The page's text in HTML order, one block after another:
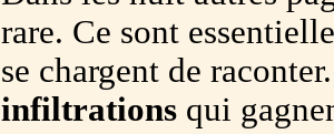
rare. Ce sont
se chargent de
infiltrationsqui